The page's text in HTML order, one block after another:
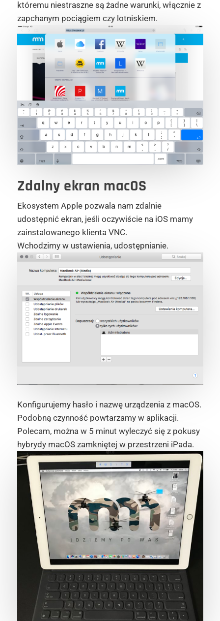
któremu niestraszne są żadne warunki, włącznie z
zapchanym pociągiem czy lotniskiem.
Zdalny ekran macOS
Ekosystem Apple pozwala nam zdalnie
udostępnić ekran, jeśli oczywiście na iOS mamy
zainstalowanego klienta VNC.
Wchodzimy w ustawienia, udostępnianie.
Konfigurujemy hasło i nazwę urządzenia z macOS.
Podobną czynność powtarzamy w aplikacji.
Polecam, można w 5 minut wyleczyć się z pokusy
hybrydy macOS zamkniętej w przestrzeni iPada.